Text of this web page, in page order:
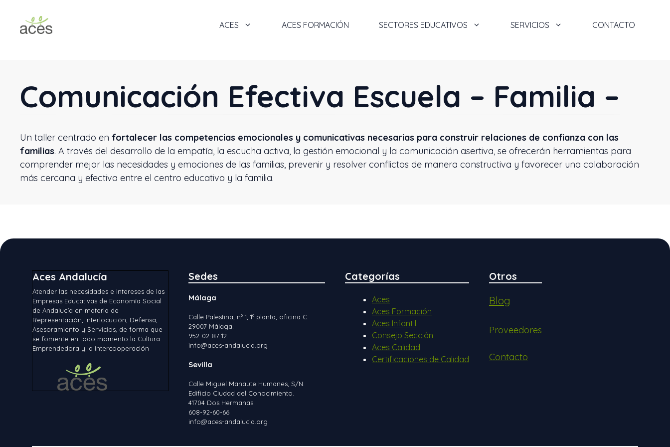
contenido
ACES ACES FORMACIÓN SECTORES EDUCATIVOS SERVICIOS CONTACTO
Comunicación Efectiva Escuela – Familia –
Un taller centrado en fortalecer las competencias emocionales y comunicativas necesarias para construir relaciones de confianza con las
familias. A través del desarrollo de la empatía, la escucha activa, la gestión emocional y la comunicación asertiva, se ofrecerán herramientas para
comprender mejor las necesidades y emociones de las familias, prevenir y resolver conflictos de manera constructiva y favorecer una colaboración
más cercana y efectiva entre el centro educativo y la familia.
Aces Andalucía
Atender las necesidades e intereses de las
Empresas Educativas de Economía Social
de Andalucía en materia de
Representación, Interlocución, Defensa,
Asesoramiento y Servicios, de forma que
se fomente en todo momento la Cultura
Emprendedora y la Intercooperación
Sedes
Málaga
Calle Palestina, nº 1, 1ª planta, oficina C.
29007 Málaga.
952-02-87-12
info@aces-andalucia.org
Sevilla
Calle Miguel Manaute Humanes, S/N.
Edificio Ciudad del Conocimiento.
41704 Dos Hermanas.
608-92-60-66
info@aces-andalucia.org
Categorías
Aces
Aces Formación
Aces Infantil
Consejo Sección
Aces Calidad
Certificaciones de Calidad
Otros
Blog
Proveedores
Contacto